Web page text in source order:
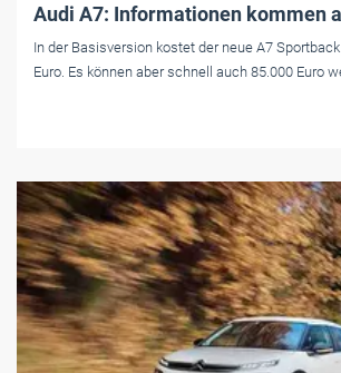
Audi A7: Informationen kommen
In der Basisversion kostet der neue A7
Euro. Es können aber schnell auch 85.000 Euro